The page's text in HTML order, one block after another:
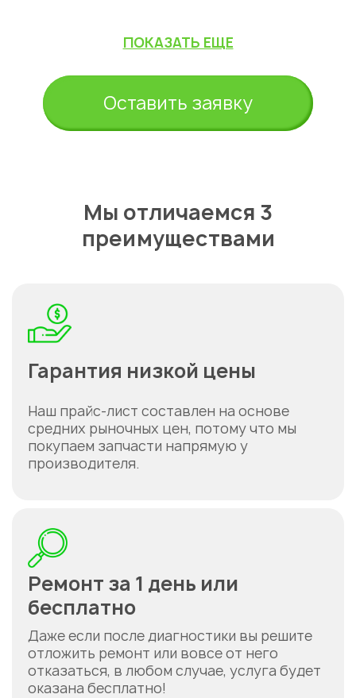
ПОКАЗАТЬ ЕЩЕ
Оставить заявку
Мы отличаемся 3
преимуществами
Гарантия низкой цены
Наш прайс-лист составлен на основе
средних рыночных цен, потому что мы
покупаем запчасти напрямую у
производителя.
Ремонт за 1 день или
бесплатно
Даже если после диагностики вы решите
отложить ремонт или вовсе от него
отказаться, в любом случае, услуга будет
оказана бесплатно!